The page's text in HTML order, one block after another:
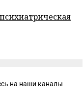
на наши каналы